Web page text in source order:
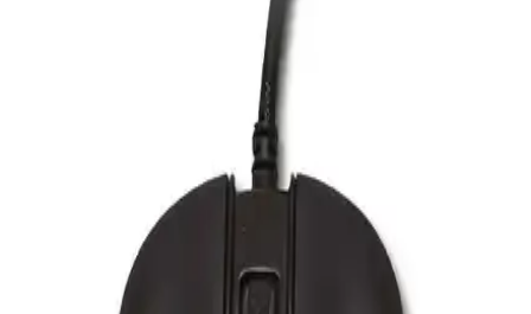
Bu makalede, Attack Shark R1 Superlıght ve Rampage ZENITH
PRO 4K kablosuz oyuncu farelerinin özellikleri, kullanıcı yorumları
ve performansları detaylı şekilde incelenerek en iyi seçim
Logitech G502 X ve Razer Basilisk V3
Karşılaştırması: Hangi Oyuncu Mouse'u Sizin İçin
Logitech G502 X ve Razer Basilisk V3 arasındaki farkları ve
özellikleri detaylı şekilde karşılaştırıyoruz. Performans, ergonomi ve
özelleştirme açısından hangisi daha avantajlı?
Logitech G Pro X Superlight 2 ve SteelSeries Aerox